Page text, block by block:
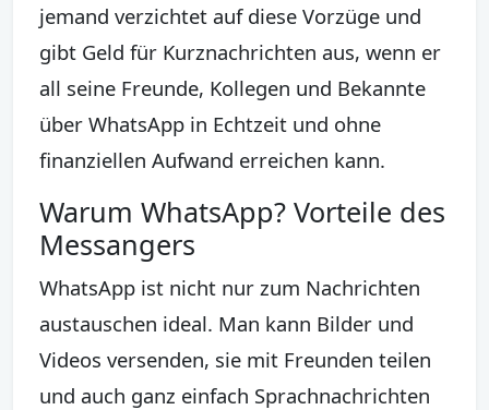
jemand verzichtet auf diese Vorzüge und
gibt Geld für Kurznachrichten aus, wenn er
all seine Freunde, Kollegen und Bekannte
über WhatsApp in Echtzeit und ohne
finanziellen Aufwand erreichen kann.
Warum WhatsApp? Vorteile des
Messangers
WhatsApp ist nicht nur zum Nachrichten
austauschen ideal. Man kann Bilder und
Videos versenden, sie mit Freunden teilen
und auch ganz einfach Sprachnachrichten